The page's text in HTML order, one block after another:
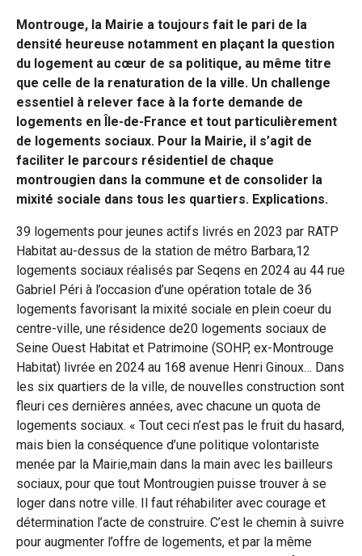
Montrouge, la Mairie a toujours fait le pari de la
densité heureuse notamment en plaçant la question
du logement au cœur de sa politique, au même titre
que celle de la renaturation de la ville. Un challenge
essentiel à relever face à la forte demande de
logements en Île-de-France et tout particulièrement
de logements sociaux. Pour la Mairie, il s’agit de
faciliter le parcours résidentiel de chaque
montrougien dans la commune et de consolider la
mixité sociale dans tous les quartiers. Explications.
39 logements pour jeunes actifs livrés en 2023 par RATP
Habitat au-dessus de la station de métro Barbara,12
logements sociaux réalisés par Seqens en 2024 au 44 rue
Gabriel Péri à l’occasion d’une opération totale de 36
logements favorisant la mixité sociale en plein coeur du
centre-ville, une résidence de20 logements sociaux de
Seine Ouest Habitat et Patrimoine (SOHP, ex-Montrouge
Habitat) livrée en 2024 au 168 avenue Henri Ginoux… Dans
les six quartiers de la ville, de nouvelles construction sont
fleuri ces dernières années, avec chacune un quota de
logements sociaux. « Tout ceci n’est pas le fruit du hasard,
mais bien la conséquence d’une politique volontariste
menée par la Mairie,main dans la main avec les bailleurs
sociaux, pour que tout Montrougien puisse trouver à se
loger dans notre ville. Il faut réhabiliter avec courage et
détermination l’acte de construire. C’est le chemin à suivre
pour augmenter l’offre de logements, et par la même